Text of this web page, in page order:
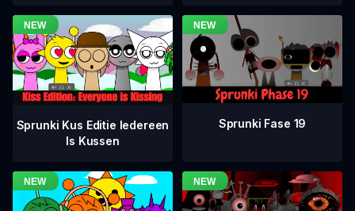
Sprunki Kus Editie Iedereen
Is Kussen
Sprunki Fase 19